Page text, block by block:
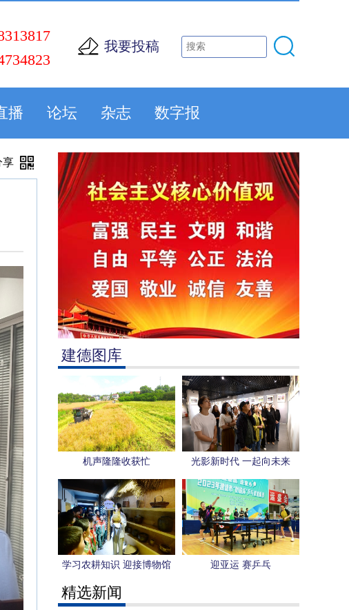
我要投稿
播 论坛 杂志 数字报
建德图库
机声隆隆收获忙 光影新时代 一起向未来
学习农耕知识 迎接博物馆
日
迎亚运 赛乒乓
精选新闻
享